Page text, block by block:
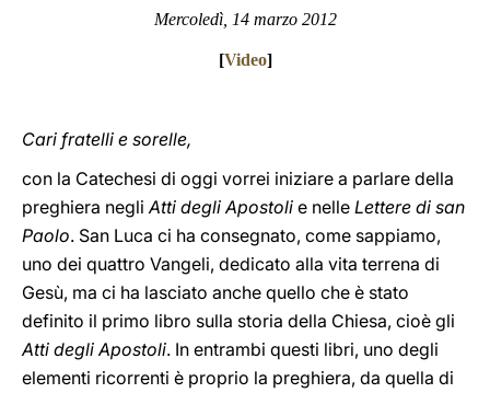
Mercoledì, 14 marzo 2012
[Video]
Cari fratelli e sorelle,
con la Catechesi di oggi vorrei iniziare a parlare della
preghiera negliAtti degli Apostoli e nelle Lettere di san
Paolo. San Luca ci ha consegnato, come sappiamo,
uno dei quattro Vangeli, dedicato alla vita terrena di
Gesù, ma ci ha lasciato anche quello che è stato
definito il primo libro sulla storia della Chiesa, cioè gli
Atti degli Apostoli. In entrambi questi libri, uno degli
elementi ricorrenti è proprio la preghiera, da quella di